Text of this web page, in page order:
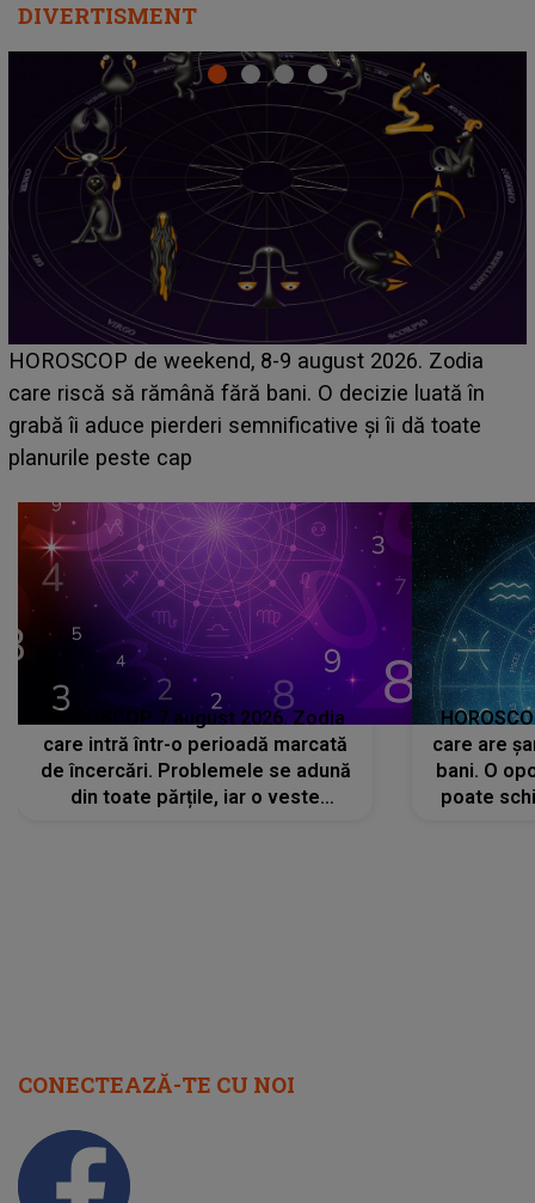
DIVERTISMENT
Emanuel a ținut ACEST DETALIU ASCUNS până
acum! În fața Alexandrei, concurentul din Casa Iubirii
face o MĂRTURISIRE NEAȘTEPTATĂ despre mama
sa: "I-am spus și ei în față, eu nu te iubesc pentru
HOROSCOP 7 august 2026. Zodia
care intră într-o perioadă marcată
de încercări. Problemele se adună
din toate părțile, iar o veste
care are
bani. O
poate
CONECTEAZĂ-TE CU NOI